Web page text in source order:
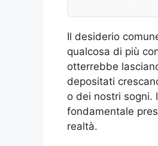
Il desiderio
qualcosa di più
otterrebbe
depositati
o dei nostri sogni.
fondamentale
realtà.